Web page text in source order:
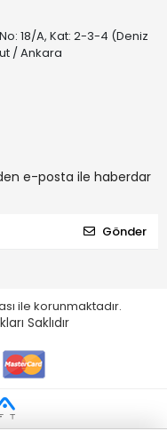
18/A, Kat: 2-3-4 (Deniz
/ Ankara
e-posta ile haberdar
Gönder
ile korunmaktadır.
Saklıdır